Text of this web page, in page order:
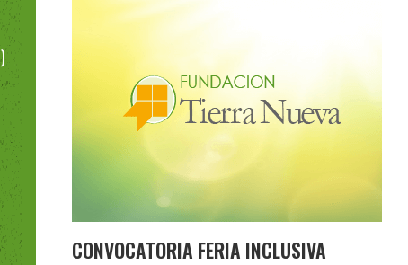
CONVOCATORIA FERIA INCLUSIVA